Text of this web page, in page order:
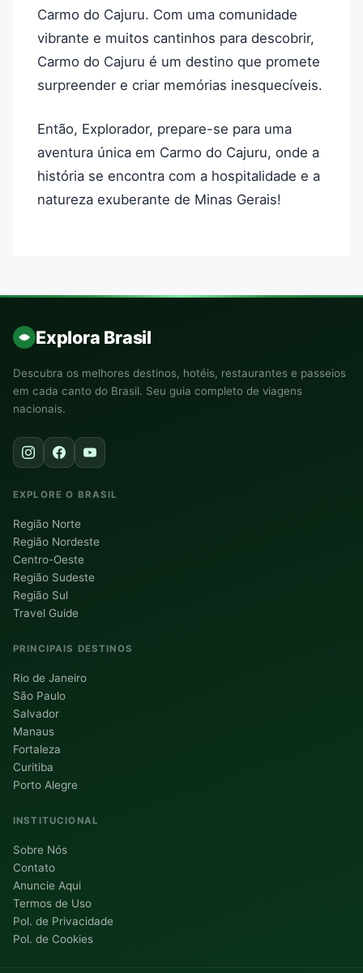
Carmo do Cajuru. Com uma comunidade
vibrante e muitos cantinhos para descobrir,
Carmo do Cajuru é um destino que promete
surpreender e criar memórias inesquecíveis.
Então, Explorador, prepare-se para uma
aventura única em Carmo do Cajuru, onde a
história se encontra com a hospitalidade e a
natureza exuberante de Minas Gerais!
Explora Brasil
Descubra os melhores destinos, hotéis, restaurantes e passeios
em cada canto do Brasil. Seu guia completo de viagens
nacionais.
EXPLORE O BRASIL
Região Norte
Região Nordeste
Centro-Oeste
Região Sudeste
Região Sul
Travel Guide
PRINCIPAIS DESTINOS
Rio de Janeiro
São Paulo
Salvador
Manaus
Fortaleza
Curitiba
Porto Alegre
INSTITUCIONAL
Sobre Nós
Contato
Anuncie Aqui
Termos de Uso
Pol. de Privacidade
Pol. de Cookies